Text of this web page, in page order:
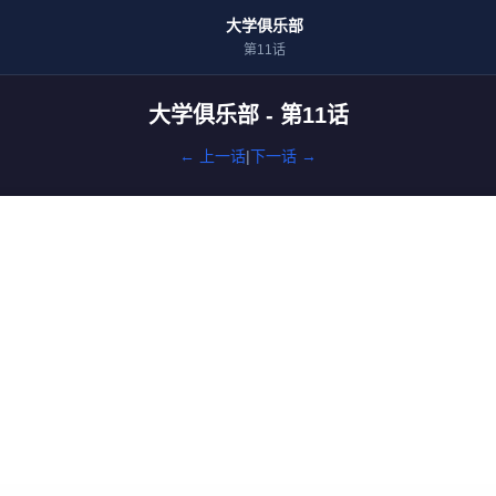
大学俱乐部
第11话
大学俱乐部 - 第11话
← 上一话|下一话 →